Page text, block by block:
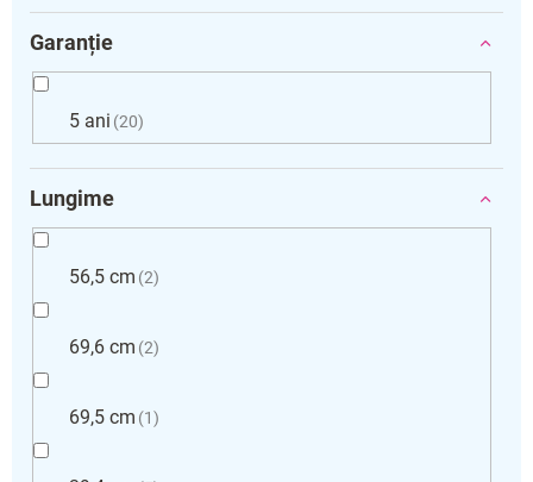
Garanție
5 ani 20
Lungime
56,5 cm 2
69,6 cm 2
69,5 cm 1